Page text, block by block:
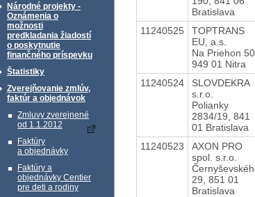
Národné projekty -
Oznámenia o
možnosti
predkladania žiadostí
o poskytnutie
finančného príspevku
Štatistiky
Zverejňovanie zmlúv,
faktúr a objednávok
Zmluvy zverejnené
od 1.1.2012
Faktúry
a objednávky
Faktúry a
objednávky Centier
pre deti a rodiny
Bratislava
11240525
TOPTRANS
EU, a.s.
Na Priehon 50,
949 01 Nitra
11240524
SLOVDEKRA
s.r.o.
Polianky
2834/19, 841
01 Bratislava
11240523
AXON PRO
spol. s.r.o.
29, 851 01
Bratislava